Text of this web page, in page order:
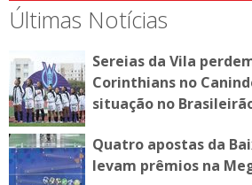
Últimas Notícias
Sereias da Vila
Corinthians no
situação no
Quatro apostas da
levam prêmios na